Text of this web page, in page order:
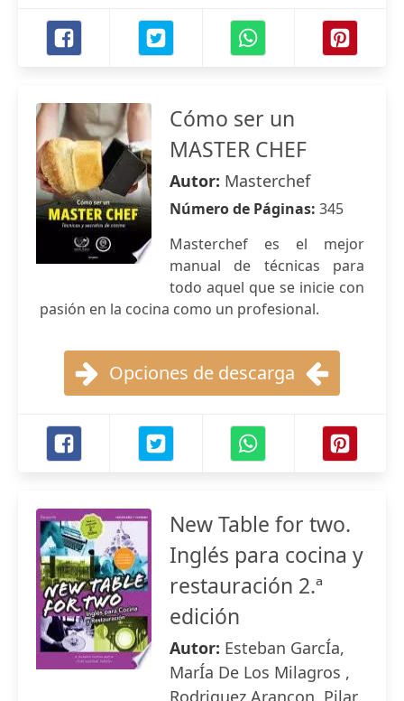
Cómo ser un
MASTER CHEF
Autor: Masterchef
Número de Páginas: 345
Masterchef es el mejor
manual de técnicas para
todo aquel que se inicie con
pasión en la cocina como un profesional.
Opciones de descarga
New Table for two.
Inglés para cocina y
restauración 2.ª
edición
Autor: Esteban GarcÍa,
MarÍa De Los Milagros ,
Rodriguez Arancon, Pilar